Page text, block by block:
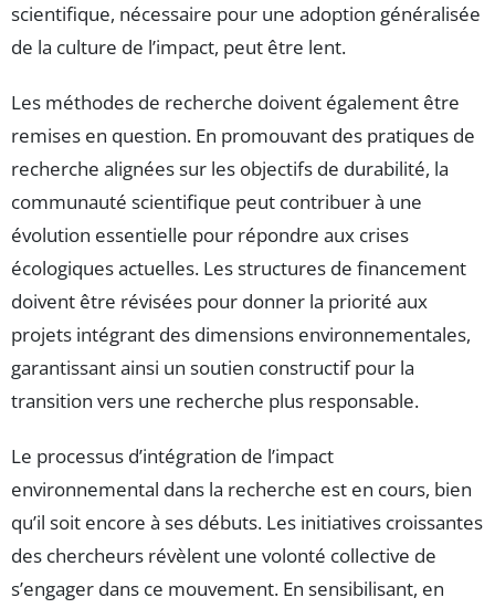
scientifique, nécessaire pour une adoption généralisée
de la culture de l’impact, peut être lent.
Les méthodes de recherche doivent également être
remises en question. En promouvant des pratiques de
recherche alignées sur les objectifs de durabilité, la
communauté scientifique peut contribuer à une
évolution essentielle pour répondre aux crises
écologiques actuelles. Les structures de financement
doivent être révisées pour donner la priorité aux
projets intégrant des dimensions environnementales,
garantissant ainsi un soutien constructif pour la
transition vers une recherche plus responsable.
Le processus d’intégration de l’impact
environnemental dans la recherche est en cours, bien
qu’il soit encore à ses débuts. Les initiatives croissantes
des chercheurs révèlent une volonté collective de
s’engager dans ce mouvement. En sensibilisant, en